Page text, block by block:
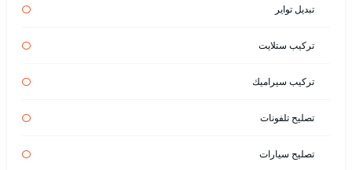
تبديل تواير
تركيب ستلايت
تركيب سيراميك
تصليح تلفونات
تصليح سيارات